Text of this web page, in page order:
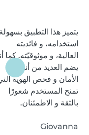
يتميز هذا التطبيق
استخدامه، و فائديته
العالية، و موثوقيّته. كما
يضم العديد من أنظمة
الأمان و فحص الهوية
تمنح المستخدم شعورًا
بالثقة و الاطمئنان.
Giovanna